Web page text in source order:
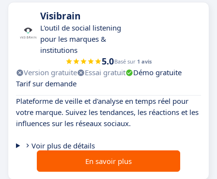
Visibrain
L'outil de social listening
pour les marques &
institutions
5.0Basé sur 1 avis
Version gratuite Essai gratuit
Démo gratuite
Tarif sur demande
Plateforme de veille et d'analyse en temps réel pour
votre marque. Suivez les tendances, les réactions et les
influences sur les réseaux sociaux.
Voir plus de détails
En savoir plus